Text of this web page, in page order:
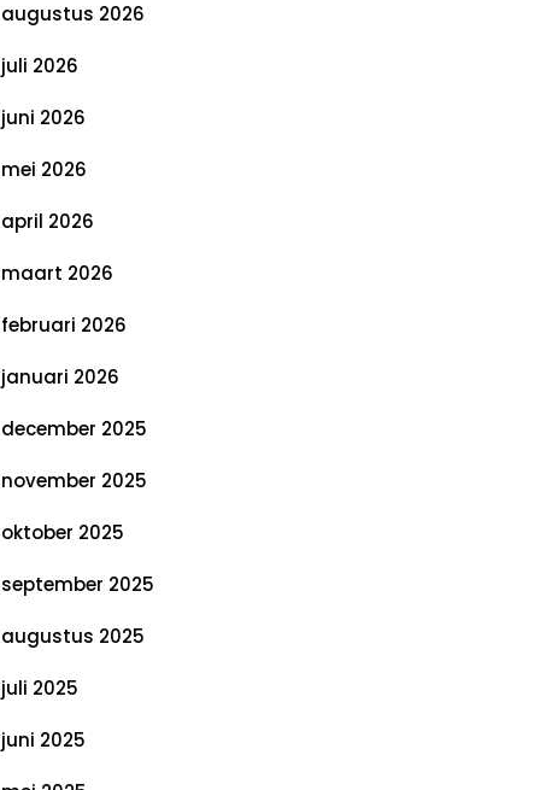
augustus 2026
juli 2026
juni 2026
mei 2026
april 2026
maart 2026
februari 2026
januari 2026
december 2025
november 2025
oktober 2025
september 2025
augustus 2025
juli 2025
juni 2025